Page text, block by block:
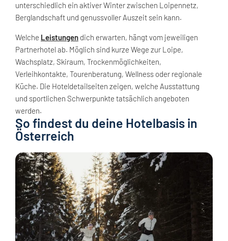
unterschiedlich ein aktiver Winter zwischen Loipennetz,
Berglandschaft und genussvoller Auszeit sein kann.
Welche Leistungen dich erwarten, hängt vom jeweiligen
Partnerhotel ab. Möglich sind kurze Wege zur Loipe,
Wachsplatz, Skiraum, Trockenmöglichkeiten,
Verleihkontakte, Tourenberatung, Wellness oder regionale
Küche. Die Hoteldetailseiten zeigen, welche Ausstattung
und sportlichen Schwerpunkte tatsächlich angeboten
werden.
So findest du deine Hotelbasis in
Österreich